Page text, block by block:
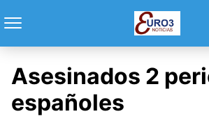
Asesinados 2
españoles